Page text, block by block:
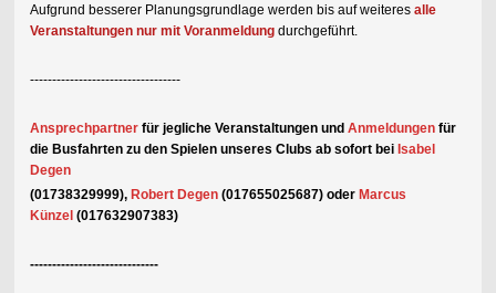
Aufgrund besserer Planungsgrundlage werden bis auf weiteres alle
Veranstaltungen nur mit Voranmeldung durchgeführt.
----------------------------------
Ansprechpartner für jegliche Veranstaltungen und Anmeldungen für
die Busfahrten zu den Spielen unseres Clubs ab sofort bei Isabel
Degen
(01738329999), Robert Degen (017655025687) oder Marcus
Künzel (017632907383)
-----------------------------